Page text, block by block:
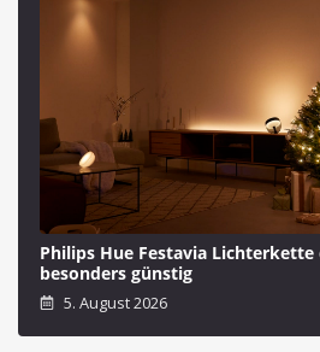
Philips Hue Festavia
besonders günstig
5. August 2026